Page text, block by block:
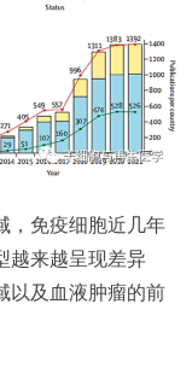
，免疫细胞近几年
越来越呈现差异
以及血液肿瘤的前